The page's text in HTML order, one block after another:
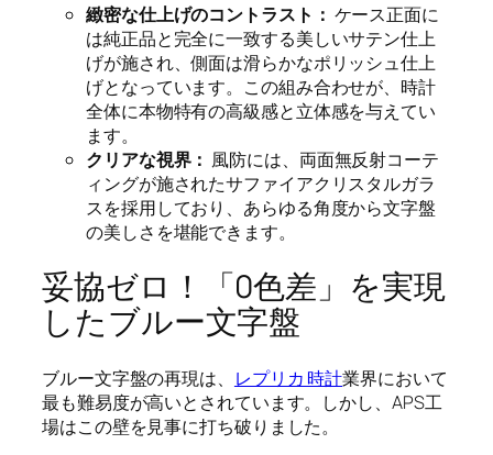
緻密な仕上げのコントラスト： ケース正面に
は純正品と完全に一致する美しいサテン仕上
げが施され、側面は滑らかなポリッシュ仕上
げとなっています。この組み合わせが、時計
全体に本物特有の高級感と立体感を与えてい
ます。
クリアな視界： 風防には、両面無反射コーテ
ィングが施されたサファイアクリスタルガラ
スを採用しており、あらゆる角度から文字盤
の美しさを堪能できます。
妥協ゼロ！「0色差」を実現
したブルー文字盤
ブルー文字盤の再現は、 レプリカ 時計業界において
最も難易度が高いとされています。しかし、APS工
場はこの壁を見事に打ち破りました。